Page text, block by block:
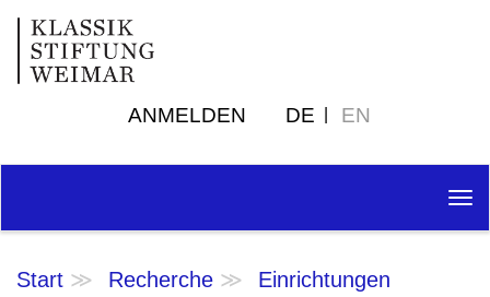
ANMELDEN DE EN
Start Recherche
Einrichtungen